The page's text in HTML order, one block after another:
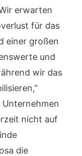
erwarten
für das
einer großen
und
wir das
Unternehmen
nicht auf
die